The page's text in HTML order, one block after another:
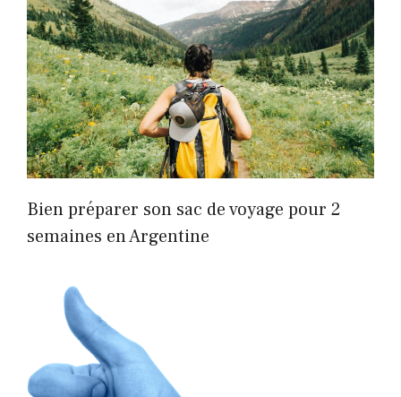
Bien préparer son sac de voyage pour 2
semaines en Argentine